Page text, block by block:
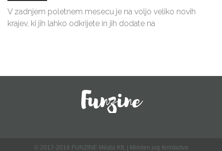
V zadnjem poletnem mesecu je na voljo veliko novih
krajev, ki jih lahko odkrijete in jih dodate na
© 2017-2018 FUNZINE Média Kft. | Minden jog fenntartva